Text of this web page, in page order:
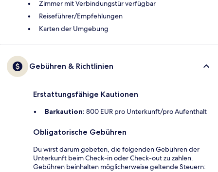
Zimmer mit Verbindungstür verfügbar
Reiseführer/Empfehlungen
Karten der Umgebung
Gebühren & Richtlinien
Erstattungsfähige Kautionen
Barkaution: 800 EUR pro Unterkunft/pro Aufenthalt
Obligatorische Gebühren
Du wirst darum gebeten, die folgenden Gebühren der
Unterkunft beim Check-in oder Check-out zu zahlen.
Gebühren beinhalten möglicherweise geltende Steuern: